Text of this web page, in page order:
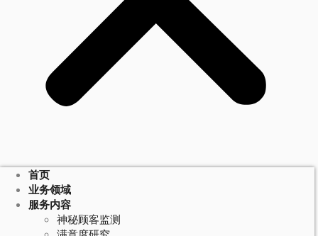
首页
业务领域
服务内容
神秘顾客监测